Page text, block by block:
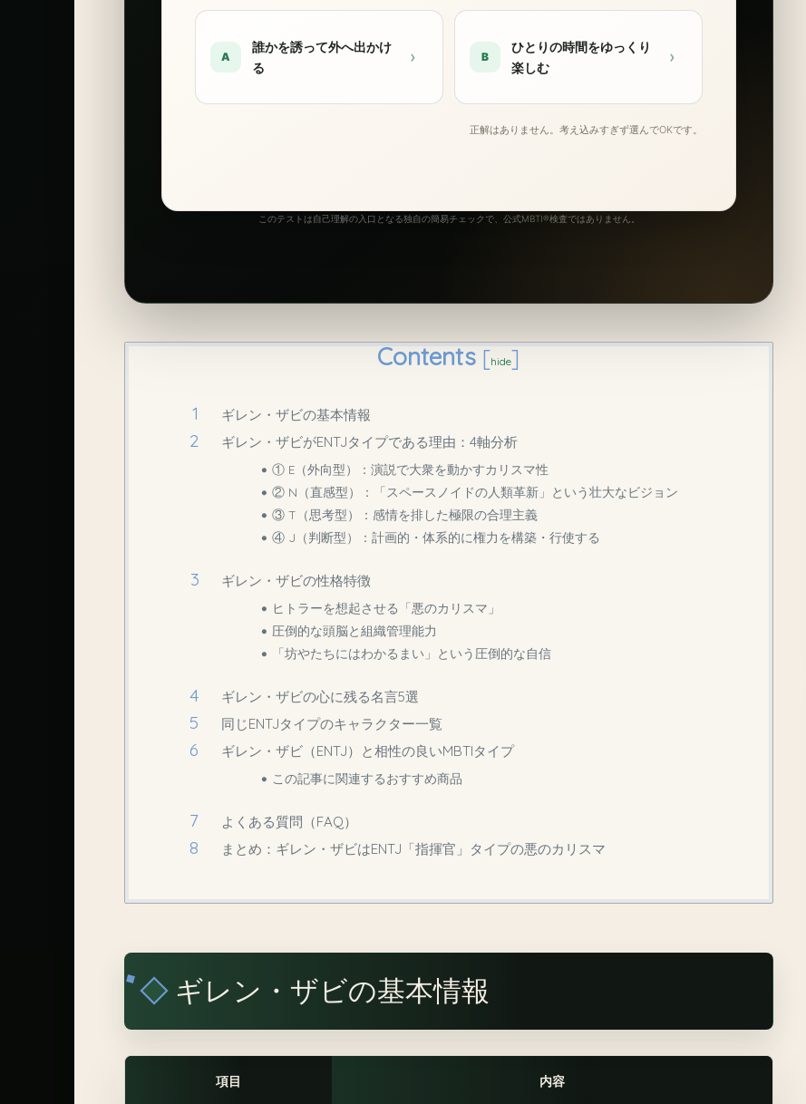
A
誰かを誘って外へ出かけ
る
› B
ひとりの時間をゆっくり
楽しむ
›
正解はありません。考え込みすぎず選んでOKです。
このテストは自己理解の入口となる独自の簡易チェックで、公式MBTI®検査ではありません。
Contents [hide]
ギレン・ザビの基本情報
ギレン・ザビがENTJタイプである理由：4軸分析
① E（外向型）：演説で大衆を動かすカリスマ性
② N（直感型）：「スペースノイドの人類革新」という壮大なビジョン
③ T（思考型）：感情を排した極限の合理主義
④ J（判断型）：計画的・体系的に権力を構築・行使する
ギレン・ザビの性格特徴
ヒトラーを想起させる「悪のカリスマ」
圧倒的な頭脳と組織管理能力
「坊やたちにはわかるまい」という圧倒的な自信
ギレン・ザビの心に残る名言5選
同じENTJタイプのキャラクター一覧
ギレン・ザビ（ENTJ）と相性の良いMBTIタイプ
この記事に関連するおすすめ商品
よくある質問（FAQ）
まとめ：ギレン・ザビはENTJ「指揮官」タイプの悪のカリスマ
ギレン・ザビの基本情報
項目 内容